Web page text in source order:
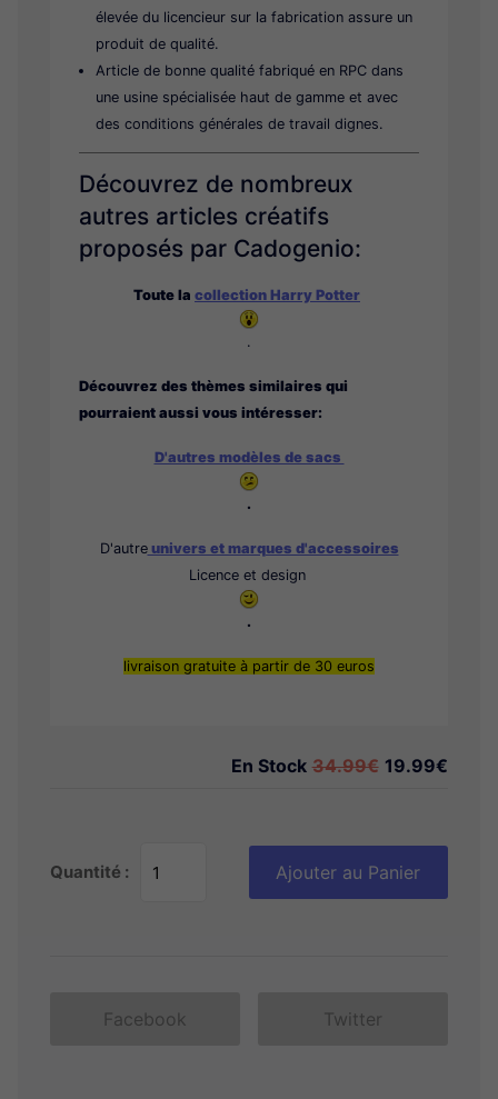
élevée du licencieur sur la fabrication assure un
produit de qualité.
Article de bonne qualité fabriqué en RPC dans
une usine spécialisée haut de gamme et avec
des conditions générales de travail dignes.
Découvrez de nombreux
autres articles créatifs
proposés par Cadogenio:
Toute la collection Harry Potter
.
Découvrez des thèmes similaires qui
pourraient aussi vous intéresser:
D'autres modèles de sacs
.
D'autreunivers et marques d'accessoires
Licence et design
.
livraison gratuite à partir de 30 euros
En Stock 34.99€ 19.99€
Quantité : Ajouter au Panier
Facebook Twitter